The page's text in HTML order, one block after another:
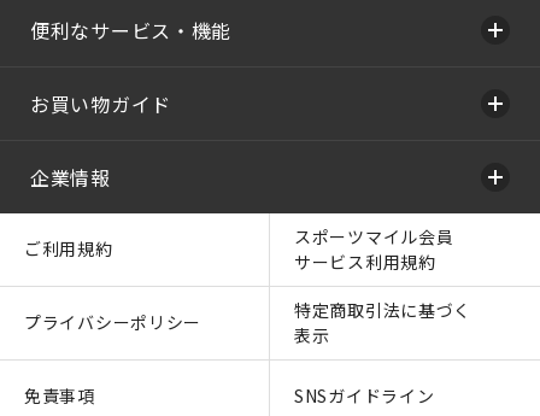
便利なサービス・機能
お買い物ガイド
企業情報
ご利用規約
スポーツマイル会員
サービス利用規約
プライバシーポリシー
特定商取引法に基づく
表示
免責事項 SNSガイドライン